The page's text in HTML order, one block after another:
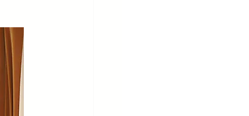
le zoning